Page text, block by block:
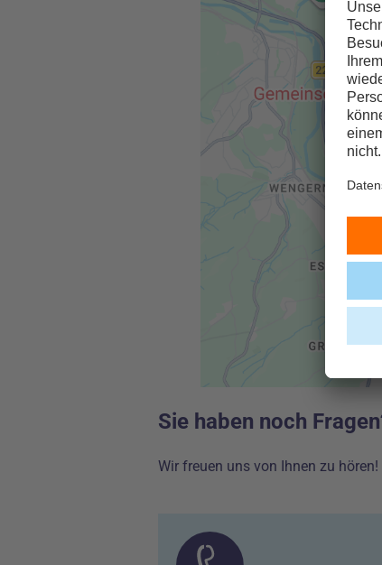
Sie haben noch
Wir freuen uns von Ihnen zu hören!